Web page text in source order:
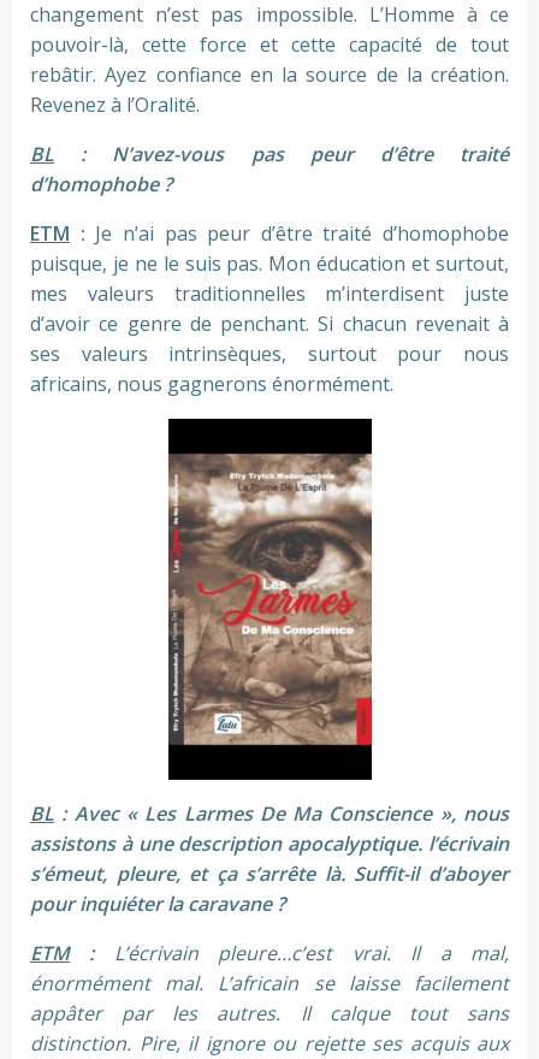
changement n’est pas impossible. L’Homme à ce
pouvoir-là, cette force et cette capacité de tout
rebâtir. Ayez confiance en la source de la création.
Revenez à l’Oralité.
BL : N’avez-vous pas peur d’être traité
d’homophobe ?
ETM : Je n’ai pas peur d’être traité d’homophobe
puisque, je ne le suis pas. Mon éducation et surtout,
mes valeurs traditionnelles m’interdisent juste
d’avoir ce genre de penchant. Si chacun revenait à
ses valeurs intrinsèques, surtout pour nous
africains, nous gagnerons énormément.
BL : Avec « Les Larmes De Ma Conscience », nous
assistons à une description apocalyptique. l’écrivain
s’émeut, pleure, et ça s’arrête là. Suffit-il d’aboyer
pour inquiéter la caravane ?
ETM: L’écrivain pleure…c’est vrai. Il a mal,
énormément mal. L’africain se laisse facilement
appâter par les autres. Il calque tout sans
distinction. Pire, il ignore ou rejette ses acquis aux